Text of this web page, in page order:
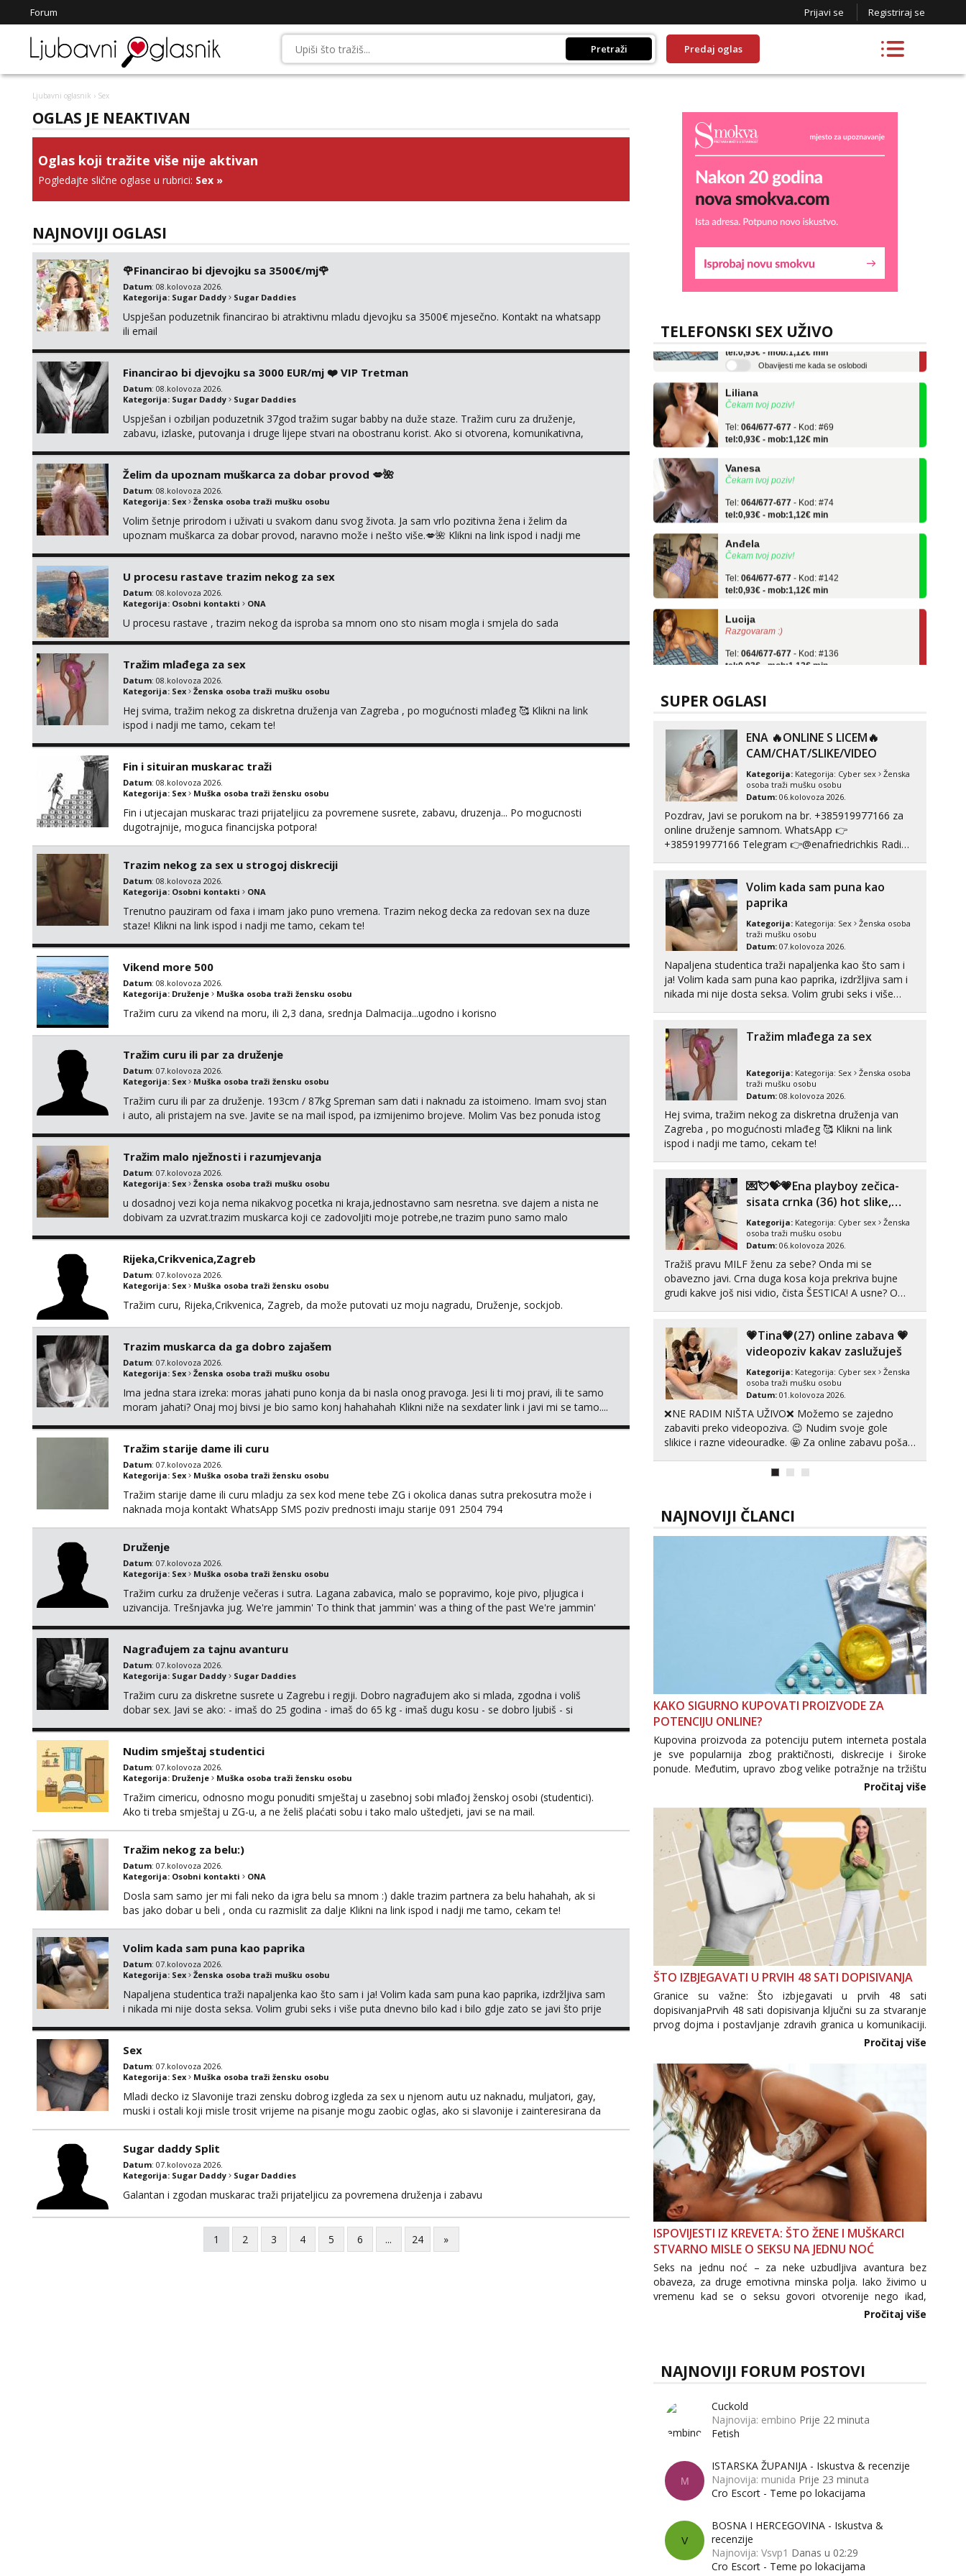
Forum Prijavi se Registriraj se
Pretraži Predaj oglas
Ljubavni oglasnik › Sex
OGLAS JE NEAKTIVAN
Oglas koji tražite više nije aktivan
Pogledajte slične oglase u rubrici: Sex »
NAJNOVIJI OGLASI
🌹Financirao bi djevojku sa 3500€/mj🌹
Datum: 08.kolovoza 2026.
Kategorija: Sugar Daddy Sugar Daddies
Uspješan poduzetnik financirao bi atraktivnu mladu djevojku sa 3500€ mjesečno. Kontakt na whatsapp
ili email
Financirao bi djevojku sa 3000 EUR/mj ❤️ VIP Tretman
Datum: 08.kolovoza 2026.
Kategorija: Sugar Daddy Sugar Daddies
Uspješan i ozbiljan poduzetnik 37god tražim sugar babby na duže staze. Tražim curu za druženje,
zabavu, izlaske, putovanja i druge lijepe stvari na obostranu korist. Ako si otvorena, komunikativna,
Želim da upoznam muškarca za dobar provod 💋🌺
Datum: 08.kolovoza 2026.
Kategorija: Sex Ženska osoba traži mušku osobu
Volim šetnje prirodom i uživati u svakom danu svog života. Ja sam vrlo pozitivna žena i želim da
upoznam muškarca za dobar provod, naravno može i nešto više.💋🌺 Klikni na link ispod i nadji me
U procesu rastave trazim nekog za sex
Datum: 08.kolovoza 2026.
Kategorija: Osobni kontakti ONA
U procesu rastave , trazim nekog da isproba sa mnom ono sto nisam mogla i smjela do sada
Tražim mlađega za sex
Datum: 08.kolovoza 2026.
Kategorija: Sex Ženska osoba traži mušku osobu
Hej svima, tražim nekog za diskretna druženja van Zagreba , po mogućnosti mlađeg 🥰 Klikni na link
ispod i nadji me tamo, cekam te!
Fin i situiran muskarac traži
Datum: 08.kolovoza 2026.
Kategorija: Sex Muška osoba traži žensku osobu
Fin i utjecajan muskarac trazi prijateljicu za povremene susrete, zabavu, druzenja... Po mogucnosti
dugotrajnije, moguca financijska potpora!
Trazim nekog za sex u strogoj diskreciji
Datum: 08.kolovoza 2026.
Kategorija: Osobni kontakti ONA
Trenutno pauziram od faxa i imam jako puno vremena. Trazim nekog decka za redovan sex na duze
staze! Klikni na link ispod i nadji me tamo, cekam te!
Vikend more 500
Datum: 08.kolovoza 2026.
Kategorija: Druženje Muška osoba traži žensku osobu
Tražim curu za vikend na moru, ili 2,3 dana, srednja Dalmacija...ugodno i korisno
Tražim curu ili par za druženje
Datum: 07.kolovoza 2026.
Kategorija: Sex Muška osoba traži žensku osobu
Tražim curu ili par za druženje. 193cm / 87kg Spreman sam dati i naknadu za istoimeno. Imam svoj stan
i auto, ali pristajem na sve. Javite se na mail ispod, pa izmijenimo brojeve. Molim Vas bez ponuda istog
Tražim malo nježnosti i razumjevanja
Datum: 07.kolovoza 2026.
Kategorija: Sex Ženska osoba traži mušku osobu
u dosadnoj vezi koja nema nikakvog pocetka ni kraja,jednostavno sam nesretna. sve dajem a nista ne
dobivam za uzvrat.trazim muskarca koji ce zadovoljiti moje potrebe,ne trazim puno samo malo
Rijeka,Crikvenica,Zagreb
Datum: 07.kolovoza 2026.
Kategorija: Sex Muška osoba traži žensku osobu
Tražim curu, Rijeka,Crikvenica, Zagreb, da može putovati uz moju nagradu, Druženje, sockjob.
Trazim muskarca da ga dobro zajašem
Datum: 07.kolovoza 2026.
Kategorija: Sex Ženska osoba traži mušku osobu
Ima jedna stara izreka: moras jahati puno konja da bi nasla onog pravoga. Jesi li ti moj pravi, ili te samo
moram jahati? Onaj moj bivsi je bio samo konj hahahahah Klikni niže na sexdater link i javi mi se tamo....
Tražim starije dame ili curu
Datum: 07.kolovoza 2026.
Kategorija: Sex Muška osoba traži žensku osobu
Tražim starije dame ili curu mladju za sex kod mene tebe ZG i okolica danas sutra prekosutra može i
naknada moja kontakt WhatsApp SMS poziv prednosti imaju starije 091 2504 794
Druženje
Datum: 07.kolovoza 2026.
Kategorija: Sex Muška osoba traži žensku osobu
Tražim curku za druženje večeras i sutra. Lagana zabavica, malo se popravimo, koje pivo, pljugica i
uzivancija. Trešnjavka jug. We're jammin' To think that jammin' was a thing of the past We're jammin'
Nagrađujem za tajnu avanturu
Datum: 07.kolovoza 2026.
Kategorija: Sugar Daddy Sugar Daddies
Tražim curu za diskretne susrete u Zagrebu i regiji. Dobro nagrađujem ako si mlada, zgodna i voliš
dobar sex. Javi se ako: - imaš do 25 godina - imaš do 65 kg - imaš dugu kosu - se dobro ljubiš - si
Nudim smještaj studentici
Datum: 07.kolovoza 2026.
Kategorija: Druženje Muška osoba traži žensku osobu
Tražim cimericu, odnosno mogu ponuditi smještaj u zasebnoj sobi mlađoj ženskoj osobi (studentici).
Ako ti treba smještaj u ZG-u, a ne želiš plaćati sobu i tako malo uštedjeti, javi se na mail.
Tražim nekog za belu:)
Datum: 07.kolovoza 2026.
Kategorija: Osobni kontakti ONA
Dosla sam samo jer mi fali neko da igra belu sa mnom :) dakle trazim partnera za belu hahahah, ak si
bas jako dobar u beli , onda cu razmislit za dalje Klikni na link ispod i nadji me tamo, cekam te!
Volim kada sam puna kao paprika
Datum: 07.kolovoza 2026.
Kategorija: Sex Ženska osoba traži mušku osobu
Napaljena studentica traži napaljenka kao što sam i ja! Volim kada sam puna kao paprika, izdržljiva sam
i nikada mi nije dosta seksa. Volim grubi seks i više puta dnevno bilo kad i bilo gdje zato se javi što prije
Sex
Datum: 07.kolovoza 2026.
Kategorija: Sex Muška osoba traži žensku osobu
Mladi decko iz Slavonije trazi zensku dobrog izgleda za sex u njenom autu uz naknadu, muljatori, gay,
muski i ostali koji misle trosit vrijeme na pisanje mogu zaobic oglas, ako si slavonije i zainteresirana da
Sugar daddy Split
Datum: 07.kolovoza 2026.
Kategorija: Sugar Daddy Sugar Daddies
Galantan i zgodan muskarac traži prijateljicu za povremena druženja i zabavu
1 2 3 4 5 6 ... 24 »
TELEFONSKI SEX UŽIVO
Lucija
Tel:064/677-677 - Kod: #136
tel:0,93€ - mob:1,12€ min
Obavijesti me kada se oslobodi
Čekam tvoj poziv!
064/677-677
tel:0,93€ - mob:1,12€ min
Čekam tvoj poziv!
064/677-677
tel:0,93€ - mob:1,12€ min
Čekam tvoj poziv!
064/677-677
tel:0,93€ - mob:1,12€ min
Razgovaram :)
064/677-677
tel:0,93€ - mob:1,12€ min
Obavijesti me kada se oslobodi
Čekam tvoj poziv!
tel:0,93€ - mob:1,12€ min
Vanesa
Čekam tvoj poziv!
Tel: 064/677-677- Kod: #74
tel:0,93€ - mob:1,12€ min
Anđela
Tel:
tel:0,93€ - mob:1,12€ min
SUPER OGLASI
ENA 🔥ONLINE S LICEM🔥
CAM/CHAT/SLIKE/VIDEO
Kategorija: Kategorija: Cyber sex
Ženska
osoba traži mušku osobu
Datum: 06.kolovoza 2026.
Pozdrav, Javi se porukom na br. +385919977166 za
online druženje samnom. WhatsApp 👉
+385919977166 Telegram 👉@enafriedrichkis Radim
štikle, samostojeće itd. Nudim svakakva videa seksa,
puš...
Volim kada sam puna kao
paprika
Kategorija: Kategorija: Sex
Ženska osoba
traži mušku osobu
Datum: 07.kolovoza 2026.
Napaljena studentica traži napaljenka kao što sam i
ja! Volim kada sam puna kao paprika, izdržljiva sam i
nikada mi nije dosta seksa. Volim grubi seks i više
cekam te!
Tražim mlađega za sex
Kategorija: Kategorija: Sex
Ženska osoba
traži mušku osobu
Datum: 08.kolovoza 2026.
Hej svima, tražim nekog za diskretna druženja van
Zagreba , po mogućnosti mlađeg 🥰 Klikni na link
ispod i nadji me tamo, cekam te!
💌💘💝💗Ena playboy zečica-
sisata crnka (36) hot slike,
videa i c2c💗
Kategorija: Kategorija: Cyber sex
Ženska
osoba traži mušku osobu
Datum: 06.kolovoza 2026.
Tražiš pravu MILF ženu za sebe? Onda mi se
obavezno javi. Crna duga kosa koja prekriva bujne
grudi kakve još nisi vidio, čista ŠESTICA! A usne? O
nisi vidio. Uvijek sam spremna za ONLOINE zabavu...
💗Tina💗(27) online zabava 💗
videopoziv kakav zaslužuješ
Kategorija: Kategorija: Cyber sex
Ženska
osoba traži mušku osobu
Datum: 01.kolovoza 2026.
❌NE RADIM NIŠTA UŽIVO❌ Možemo se zajedno
zabaviti preko videopoziva. 😉 Nudim svoje gole
slikice i razne videouradke. 🤩 Za online zabavu pošalji
NAJNOVIJI ČLANCI
KAKO SIGURNO KUPOVATI PROIZVODE ZA
POTENCIJU ONLINE?
Kupovina proizvoda za potenciju putem interneta postala
je sve popularnija zbog praktičnosti, diskrecije i široke
ponude. Međutim, upravo zbog velike potražnje na tržištu
se pojavljuju i brojni krivotvoreni proizvodi, nepouzdane
internetske trgovine te proizvodi nepoznatog podrijetla. ...
Pročitaj više
ŠTO IZBJEGAVATI U PRVIH 48 SATI DOPISIVANJA
Granice su važne: Što izbjegavati u prvih 48 sati
dopisivanjaPrvih 48 sati dopisivanja ključni su za stvaranje
prvog dojma i postavljanje zdravih granica u komunikaciji.
Važno je izbjeći prebrzo otkrivanje osobnih ili intimnih
informacija, jer nepoznata osoba još nije zaslužila to
povjerenje. Takođe...
Pročitaj više
ISPOVIJESTI IZ KREVETA: ŠTO ŽENE I MUŠKARCI
STVARNO MISLE O SEKSU NA JEDNU NOĆ
Seks na jednu noć – za neke uzbudljiva avantura bez
obaveza, za druge emotivna minska polja. Iako živimo u
vremenu kad se o seksu govori otvorenije nego ikad,
tema „jedne noći strasti“ i dalje izaziva burne rasprave. Što
Pročitaj više
NAJNOVIJI FORUM POSTOVI
Cuckold
Najnovija: embino Prije 22 minuta
Fetish
M
ISTARSKA ŽUPANIJA - Iskustva & recenzije
Najnovija: munida Prije 23 minuta
Cro Escort - Teme po lokacijama
V
BOSNA I HERCEGOVINA - Iskustva &
recenzije
Najnovija: Vsvp1 Danas u 02:29
Cro Escort - Teme po lokacijama